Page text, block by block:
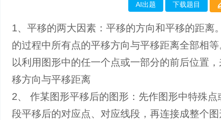
AI出题 下载题目
1、平移的两大因素：平移的方向和平移的距离
的过程中所有点的平移方向与平移距离全部相
以利用图形中的任一个点或一部分的前后位置
移方向与平移距离
2、 作某图形平移后的图形：先作图形中特殊点
段平移后的对应点、对应线段，再连接成整个图